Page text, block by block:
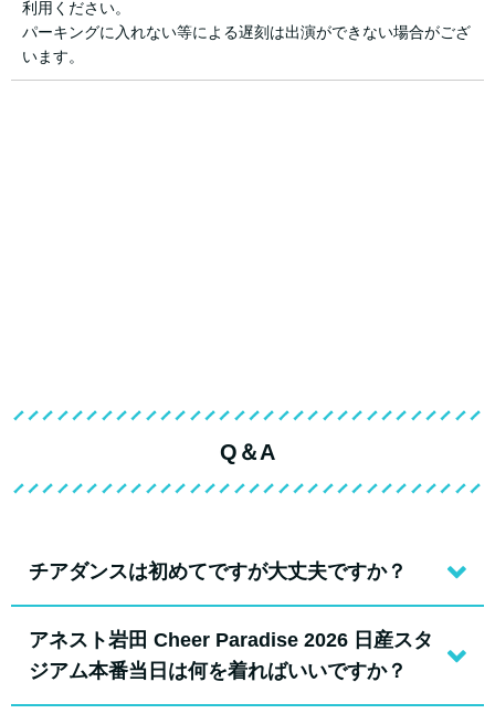
利用ください。
パーキングに入れない等による遅刻は出演ができない場合がござ
います。
Q＆A
チアダンスは初めてですが大丈夫ですか？
アネスト岩田 Cheer Paradise 2026 日産スタ
ジアム本番当日は何を着ればいいですか？